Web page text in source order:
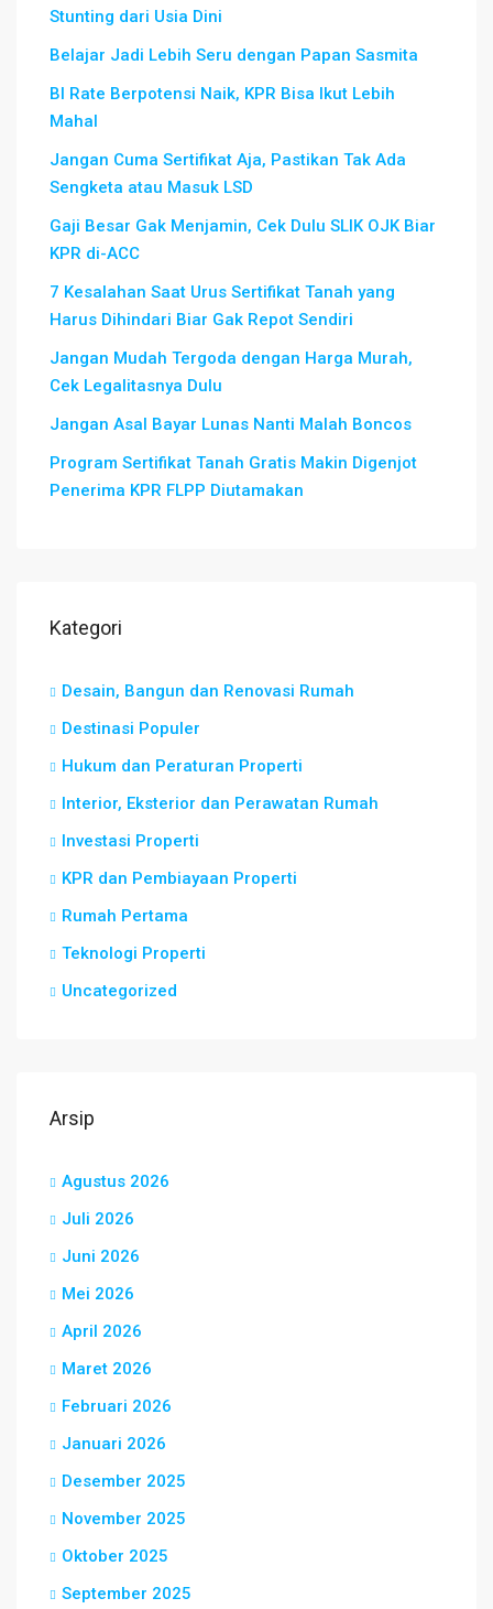
Stunting dari Usia Dini
Belajar Jadi Lebih Seru dengan Papan Sasmita
BI Rate Berpotensi Naik, KPR Bisa Ikut Lebih
Mahal
Jangan Cuma Sertifikat Aja, Pastikan Tak Ada
Sengketa atau Masuk LSD
Gaji Besar Gak Menjamin, Cek Dulu SLIK OJK Biar
KPR di-ACC
7 Kesalahan Saat Urus Sertifikat Tanah yang
Harus Dihindari Biar Gak Repot Sendiri
Jangan Mudah Tergoda dengan Harga Murah,
Cek Legalitasnya Dulu
Jangan Asal Bayar Lunas Nanti Malah Boncos
Program Sertifikat Tanah Gratis Makin Digenjot
Penerima KPR FLPP Diutamakan
Kategori
Desain, Bangun dan Renovasi Rumah
Destinasi Populer
Hukum dan Peraturan Properti
Interior, Eksterior dan Perawatan Rumah
Investasi Properti
KPR dan Pembiayaan Properti
Rumah Pertama
Teknologi Properti
Uncategorized
Arsip
Agustus 2026
Juli 2026
Juni 2026
Mei 2026
April 2026
Maret 2026
Februari 2026
Januari 2026
Desember 2025
November 2025
Oktober 2025
September 2025